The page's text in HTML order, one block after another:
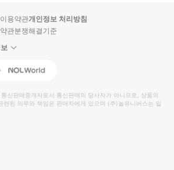
용약관개인정보 처리방침
관분쟁해결기준
Interpark Global
신판매중개자로서 통신판매의 당사자가 아니므로, 상품의
련된 의무와 책임은 판매자에게 있으며 (주)놀유니버스는 일